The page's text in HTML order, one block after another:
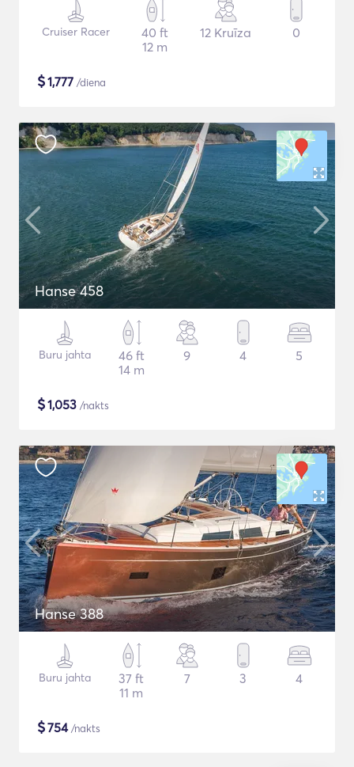
Cruiser Racer
40 ft
12 m
12 Kruīza 0
$1,777 /diena
Hanse 458
Buru jahta
46 ft
14 m
9 4 5
$1,053 /nakts
Hanse 388
Buru jahta
37 ft
11 m
7 3 4
$754/nakts